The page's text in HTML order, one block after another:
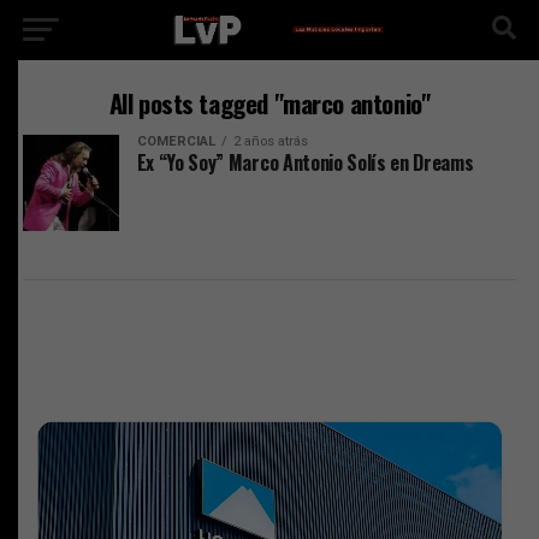
All posts tagged "marco antonio"
COMERCIAL 2 años atrás
Ex “Yo Soy” Marco Antonio Solís en Dreams